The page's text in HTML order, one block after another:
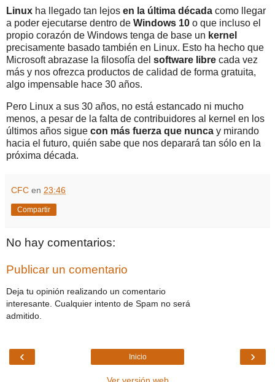
Linux ha llegado tan lejos en la última década como llegar
a poder ejecutarse dentro de Windows 10 o que incluso el
propio corazón de Windows tenga de base un kernel
precisamente basado también en Linux. Esto ha hecho que
Microsoft abrazase la filosofía del software libre cada vez
más y nos ofrezca productos de calidad de forma gratuita,
algo impensable hace 30 años.
Pero Linux a sus 30 años, no está estancado ni mucho
menos, a pesar de la falta de contribuidores al kernel en los
últimos años sigue con más fuerza que nunca y mirando
hacia el futuro, quién sabe que nos deparará tan sólo en la
próxima década.
CFC en 23:46
Compartir
No hay comentarios:
Publicar un comentario
Deja tu opinión realizando un comentario
interesante. Cualquier intento de Spam no será
admitido.
‹ ›
Inicio